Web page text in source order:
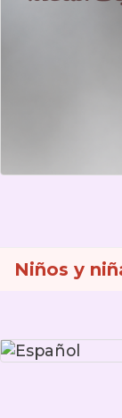
Niños y